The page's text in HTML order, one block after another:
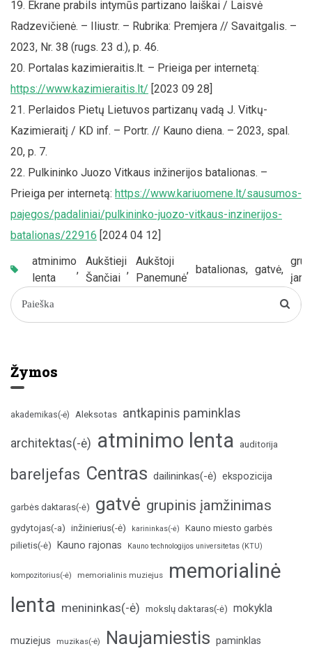
Ekrane prabils intymūs partizano laiškai / Laisvė
Radzevičienė. – Iliustr. – Rubrika: Premjera // Savaitgalis. –
2023, Nr. 38 (rugs. 23 d.), p. 46.
Portalas kazimieraitis.lt. – Prieiga per internetą:
https://www.kazimieraitis.lt/ [2023 09 28]
Perlaidos Pietų Lietuvos partizanų vadą J. Vitkų-
Kazimieraitį / KD inf. – Portr. // Kauno diena. – 2023, spal.
20, p. 7.
Pulkininko Juozo Vitkaus inžinerijos batalionas. –
Prieiga per internetą: https://www.kariuomene.lt/sausumos-
pajegos/padaliniai/pulkininko-juozo-vitkaus-inzinerijos-
batalionas/22916 [2024 04 12]
atminimo
lenta
,
Aukštieji
Šančiai
,
Aukštoji
Panemunė
, batalionas, gatvė,
Žymos
akademikas(-ė) Aleksotas antkapinis paminklas
architektas(-ė) atminimo lenta auditorija
bareljefas Centras dailininkas(-ė) ekspozicija
garbės daktaras(-ė) gatvė grupinis įamžinimas
gydytojas(-a) inžinierius(-ė) karininkas(-ė)
Kauno miesto garbės
pilietis(-ė) Kauno rajonas Kauno technologijos universitetas (KTU)
kompozitorius(-ė) memorialinis muziejus
memorialinė
lenta menininkas(-ė) mokslų daktaras(-ė) mokykla
muziejus muzikas(-ė) Naujamiestis paminklas